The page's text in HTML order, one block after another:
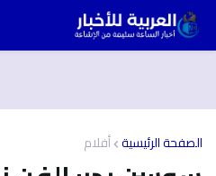
الصفحة الرئيسية أفلام